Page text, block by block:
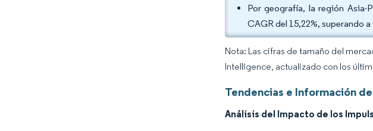
Por geografía, la región Asia-
CAGR del 15,22%, superando
Nota: Las cifras de tamaño del
Intelligence, actualizado con los
Tendencias e Información
Análisis del Impacto de los